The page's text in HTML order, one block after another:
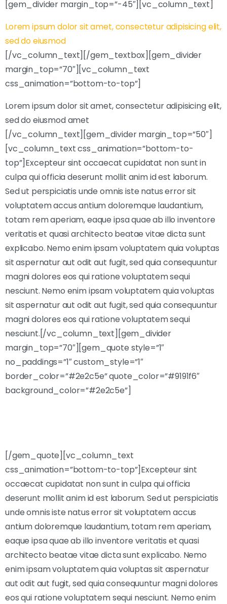
[gem_divider margin_top=”-45″][vc_column_text]
Lorem ipsum dolor sit amet, consectetur adipisicing elit,
sed do eiusmod
[/vc_column_text][/gem_textbox][gem_divider
margin_top=”70″][vc_column_text
css_animation=”bottom-to-top”]
Lorem ipsum dolor sit amet, consectetur adipisicing elit,
sed do eiusmod amet
[/vc_column_text][gem_divider margin_top=”50″]
[vc_column_text css_animation=”bottom-to-
top”]Excepteur sint occaecat cupidatat non sunt in
culpa qui officia deserunt mollit anim id est laborum.
Sed ut perspiciatis unde omnis iste natus error sit
voluptatem accus antium doloremque laudantium,
totam rem aperiam, eaque ipsa quae ab illo inventore
veritatis et quasi architecto beatae vitae dicta sunt
explicabo. Nemo enim ipsam voluptatem quia voluptas
sit aspernatur aut odit aut fugit, sed quia consequuntur
magni dolores eos qui ratione voluptatem sequi
nesciunt. Nemo enim ipsam voluptatem quia voluptas
sit aspernatur aut odit aut fugit, sed quia consequuntur
magni dolores eos qui ratione voluptatem sequi
nesciunt.[/vc_column_text][gem_divider
margin_top=”70″][gem_quote style=”1″
no_paddings=”1″ custom_style=”1″
border_color=”#2e2c5e” quote_color=”#9191f6″
background_color=”#2e2c5e”]
[/gem_quote][vc_column_text
css_animation=”bottom-to-top”]Excepteur sint
occaecat cupidatat non sunt in culpa qui officia
deserunt mollit anim id est laborum. Sed ut perspiciatis
unde omnis iste natus error sit voluptatem accus
antium doloremque laudantium, totam rem aperiam,
eaque ipsa quae ab illo inventore veritatis et quasi
architecto beatae vitae dicta sunt explicabo. Nemo
enim ipsam voluptatem quia voluptas sit aspernatur
aut odit aut fugit, sed quia consequuntur magni dolores
eos qui ratione voluptatem sequi nesciunt. Nemo enim